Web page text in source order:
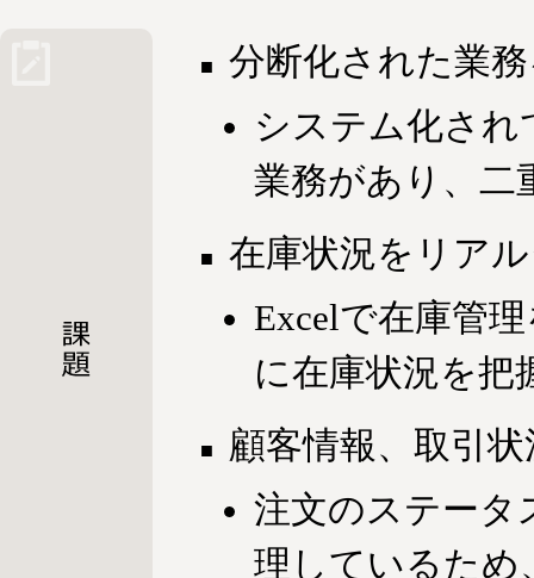
分断化された業
システム化され
業務があり、二
在庫状況をリア
Excelで在庫管
に在庫状況を把
顧客情報、取引
注文のステータ
理しているため